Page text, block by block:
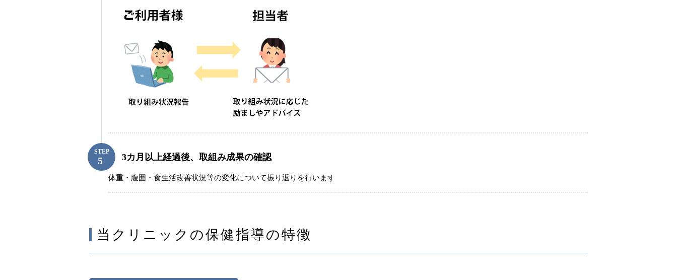
STEP
3カ月以上経過後、取組み成果の確認
体重・腹囲・食生活改善状況等の変化について振り返りを行います
当クリニックの保健指導の特徴